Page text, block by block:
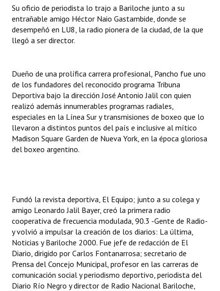
Banca del Vecino - Registro
Huéspedes de Honor - Registro
Reconocimientos - Registro
Bariloche, Municipio intercultural
Entrega de distinciones
REFORMA DE LA CARTA ORGÁNICA
Su oficio de periodista lo trajo a Bariloche junto a su
entrañable amigo Héctor Naio Gastambide, donde se
desempeñó en LU8, la radio pionera de la ciudad, de la que
llegó a ser director.
Dueño de una prolífica carrera profesional, Pancho fue uno
de los fundadores del reconocido programa Tribuna
Deportiva bajo la dirección José Antonio Jalil con quien
realizó además innumerables programas radiales,
especiales en la Línea Sur y transmisiones de boxeo que lo
llevaron a distintos puntos del país e inclusive al mítico
Madison Square Garden de Nueva York, en la época gloriosa
del boxeo argentino.
Fundó la revista deportiva, El Equipo; junto a su colega y
amigo Leonardo Jalil Bayer, creó la primera radio
cooperativa de frecuencia modulada, 90.3 -Gente de Radio-
y volvió a impulsar la creación de los diarios: La última,
Noticias y Bariloche 2000. Fue jefe de redacción de El
Diario, dirigido por Carlos Fontanarrosa; secretario de
Prensa del Concejo Municipal, profesor en las carreras de
comunicación social y periodismo deportivo, periodista del
Diario Río Negro y director de Radio Nacional Bariloche,